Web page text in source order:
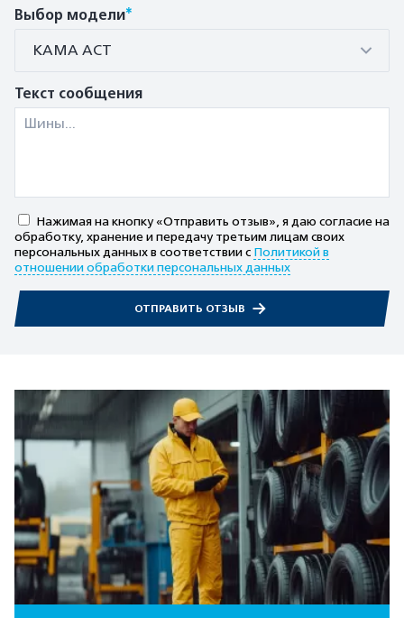
Выбор модели*
КАМА AСT
Текст сообщения
Нажимая на кнопку «Отправить отзыв», я даю согласие на
обработку, хранение и передачу третьим лицам своих
персональных данных в соответствии с Политикой в
отношении обработки персональных данных
ОТПРАВИТЬ ОТЗЫВ